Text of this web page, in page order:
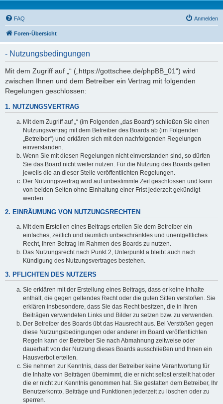
FAQ Anmelden
Foren-Übersicht
- Nutzungsbedingungen
Mit dem Zugriff auf „“ („https://gottschee.de/phpBB_01“) wird
zwischen Ihnen und dem Betreiber ein Vertrag mit folgenden
Regelungen geschlossen:
1. NUTZUNGSVERTRAG
Mit dem Zugriff auf „“ (im Folgenden „das Board“) schließen Sie einen
Nutzungsvertrag mit dem Betreiber des Boards ab (im Folgenden
„Betreiber“) und erklären sich mit den nachfolgenden Regelungen
einverstanden.
Wenn Sie mit diesen Regelungen nicht einverstanden sind, so dürfen
Sie das Board nicht weiter nutzen. Für die Nutzung des Boards gelten
jeweils die an dieser Stelle veröffentlichten Regelungen.
Der Nutzungsvertrag wird auf unbestimmte Zeit geschlossen und kann
von beiden Seiten ohne Einhaltung einer Frist jederzeit gekündigt
werden.
2. EINRÄUMUNG VON NUTZUNGSRECHTEN
Mit dem Erstellen eines Beitrags erteilen Sie dem Betreiber ein
einfaches, zeitlich und räumlich unbeschränktes und unentgeltliches
Recht, Ihren Beitrag im Rahmen des Boards zu nutzen.
Das Nutzungsrecht nach Punkt 2, Unterpunkt a bleibt auch nach
Kündigung des Nutzungsvertrages bestehen.
3. PFLICHTEN DES NUTZERS
Sie erklären mit der Erstellung eines Beitrags, dass er keine Inhalte
enthält, die gegen geltendes Recht oder die guten Sitten verstoßen. Sie
erklären insbesondere, dass Sie das Recht besitzen, die in Ihren
Beiträgen verwendeten Links und Bilder zu setzen bzw. zu verwenden.
Der Betreiber des Boards übt das Hausrecht aus. Bei Verstößen gegen
diese Nutzungsbedingungen oder anderer im Board veröffentlichten
Regeln kann der Betreiber Sie nach Abmahnung zeitweise oder
dauerhaft von der Nutzung dieses Boards ausschließen und Ihnen ein
Hausverbot erteilen.
Sie nehmen zur Kenntnis, dass der Betreiber keine Verantwortung für
die Inhalte von Beiträgen übernimmt, die er nicht selbst erstellt hat oder
die er nicht zur Kenntnis genommen hat. Sie gestatten dem Betreiber, Ihr
Benutzerkonto, Beiträge und Funktionen jederzeit zu löschen oder zu
sperren.